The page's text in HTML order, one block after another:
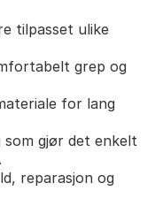
tilpasset ulike
grep og
for lang
som gjør det enkelt
reparasjon og